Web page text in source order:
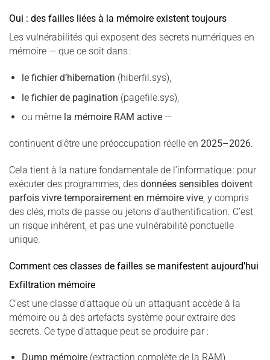
Oui : des failles liées à la mémoire existent toujours
Les vulnérabilités qui exposent des secrets numériques en
mémoire — que ce soit dans :
le fichier d’hibernation (hiberfil.sys),
le fichier de pagination (pagefile.sys),
ou même la mémoire RAM active—
continuent d’être une préoccupation réelle en 2025–2026.
Cela tient à la nature fondamentale de l’informatique : pour
exécuter des programmes, des données sensibles doivent
parfois vivre temporairement en mémoire vive , y compris
des clés, mots de passe ou jetons d’authentification. C’est
un risque inhérent, et pas une vulnérabilité ponctuelle
unique.
Comment ces classes de failles se manifestent aujourd’hui
Exfiltration mémoire
C’est une classe d’attaque où un attaquant accède à la
mémoire ou à des artefacts système pour extraire des
secrets. Ce type d’attaque peut se produire par :
Dump mémoire(extraction complète de la RAM)